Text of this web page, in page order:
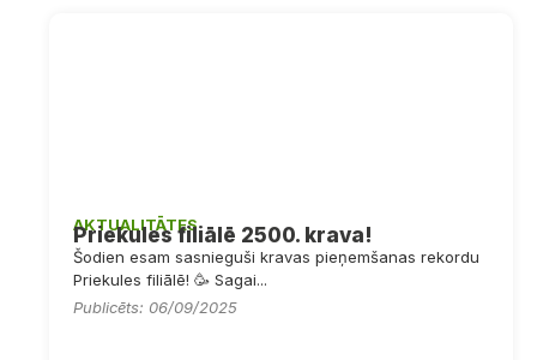
AKTUALITĀTES
Priekules filiālē 2500. krava!
Šodien esam sasnieguši kravas pieņemšanas rekordu
Priekules filiālē! 🥳 Sagai...
Publicēts: 06/09/2025